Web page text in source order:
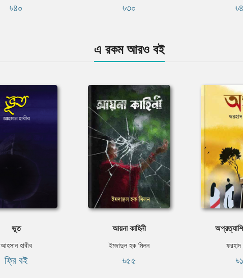
৳৪০ ৳৩০
এ রকম আরও বই
ভূত
আহসান হাবীব
ফ্রি বই
আয়না কাহিনী
ইমদাদুল হক মিলন
৳৫৫